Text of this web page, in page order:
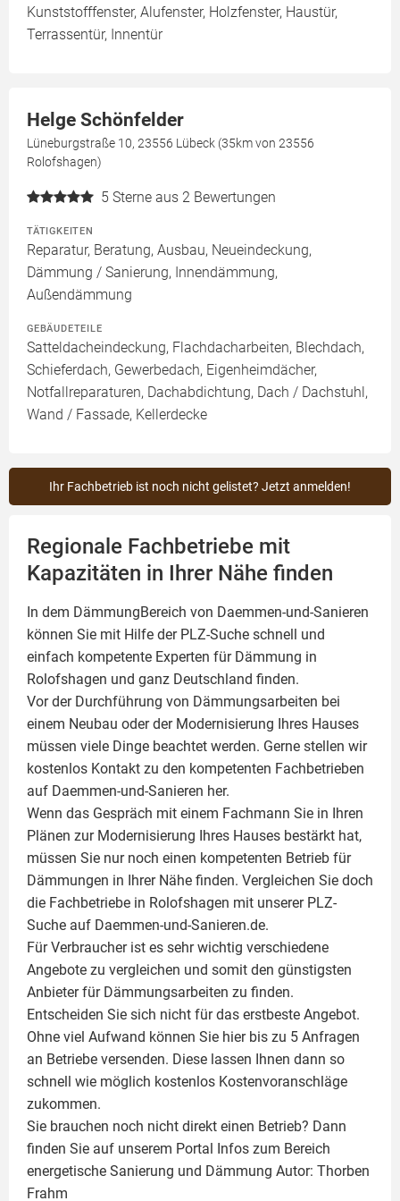
Kunststofffenster, Alufenster, Holzfenster, Haustür,
Terrassentür, Innentür
Helge Schönfelder
Lüneburgstraße 10, 23556 Lübeck (35km von 23556
Rolofshagen)
5 Sterne aus 2 Bewertungen
TÄTIGKEITEN
Reparatur, Beratung, Ausbau, Neueindeckung,
Dämmung / Sanierung, Innendämmung,
Außendämmung
GEBÄUDETEILE
Satteldacheindeckung, Flachdacharbeiten, Blechdach,
Schieferdach, Gewerbedach, Eigenheimdächer,
Notfallreparaturen, Dachabdichtung, Dach / Dachstuhl,
Wand / Fassade, Kellerdecke
Ihr Fachbetrieb ist noch nicht gelistet? Jetzt anmelden!
Regionale Fachbetriebe mit
Kapazitäten in Ihrer Nähe finden
In dem DämmungBereich von Daemmen-und-Sanieren
können Sie mit Hilfe der PLZ-Suche schnell und
einfach kompetente Experten für Dämmung in
Rolofshagen und ganz Deutschland finden.
Vor der Durchführung von Dämmungsarbeiten bei
einem Neubau oder der Modernisierung Ihres Hauses
müssen viele Dinge beachtet werden. Gerne stellen wir
kostenlos Kontakt zu den kompetenten Fachbetrieben
auf Daemmen-und-Sanieren her.
Wenn das Gespräch mit einem Fachmann Sie in Ihren
Plänen zur Modernisierung Ihres Hauses bestärkt hat,
müssen Sie nur noch einen kompetenten Betrieb für
Dämmungen in Ihrer Nähe finden. Vergleichen Sie doch
die Fachbetriebe in Rolofshagen mit unserer PLZ-
Suche auf Daemmen-und-Sanieren.de.
Für Verbraucher ist es sehr wichtig verschiedene
Angebote zu vergleichen und somit den günstigsten
Anbieter für Dämmungsarbeiten zu finden.
Entscheiden Sie sich nicht für das erstbeste Angebot.
Ohne viel Aufwand können Sie hier bis zu 5 Anfragen
an Betriebe versenden. Diese lassen Ihnen dann so
schnell wie möglich kostenlos Kostenvoranschläge
zukommen.
Sie brauchen noch nicht direkt einen Betrieb? Dann
finden Sie auf unserem Portal Infos zum Bereich
energetische Sanierung und Dämmung Autor: Thorben
Frahm